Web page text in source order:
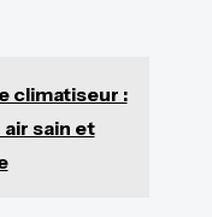
climatiseur :
sain et